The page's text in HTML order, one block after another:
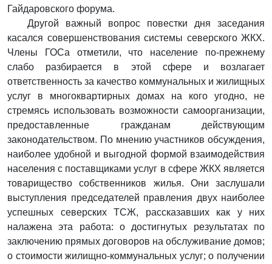
Гайдаровского форума.
Другой важный вопрос повестки дня заседания
касался совершенствования системы северского ЖКХ.
Члены ГОСа отметили, что население по-прежнему
слабо разбирается в этой сфере и возлагает
ответственность за качество коммунальных и жилищных
услуг в многоквартирных домах на кого угодно, не
стремясь использовать возможности самоорганизации,
предоставленные гражданам действующим
законодательством. По мнению участников обсуждения,
наиболее удобной и выгодной формой взаимодействия
населения с поставщиками услуг в сфере ЖКХ является
товарищество собственников жилья. Они заслушали
выступления председателей правления двух наиболее
успешных северских ТСЖ, рассказавших как у них
налажена эта работа: о достигнутых результатах по
заключению прямых договоров на обслуживание домов;
о стоимости жилищно-коммунальных услуг; о получении